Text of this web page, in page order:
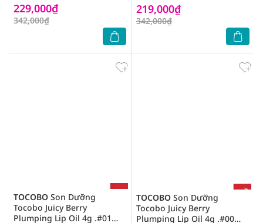
229,000₫
342,000₫
219,000₫
342,000₫
TOCOBO Son Dưỡng
Tocobo Juicy Berry
Plumping Lip Oil 4g .#01
TOCOBO Son Dưỡng
Tocobo Juicy Berry
Plumping Lip Oil 4g .#00